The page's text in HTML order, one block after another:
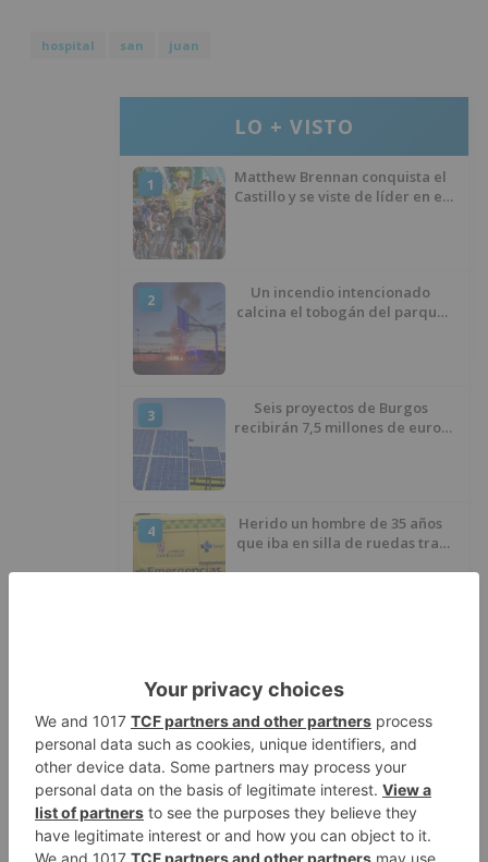
hospital san juan
LO + VISTO
1
Matthew Brennan conquista el
Castillo y se viste de líder en el
2
Un incendio intencionado
calcina el tobogán del parque
3
Seis proyectos de Burgos
recibirán 7,5 millones de euros
4
Herido un hombre de 35 años
que iba en silla de ruedas tras
"vaciado la hucha" y depende
del Ministerio para sostener las
inversiones
LO ÚLTIMO
1
GALERÍA | La Romería de Las
Nieves reúne a cientos de